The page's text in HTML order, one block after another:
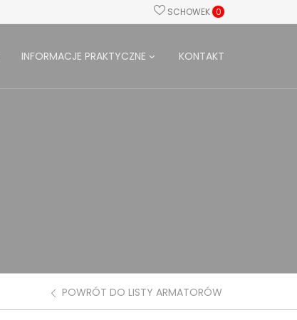
SCHOWEK 0
INFORMACJE PRAKTYCZNE KONTAKT
POWRÓT DO LISTY ARMATORÓW